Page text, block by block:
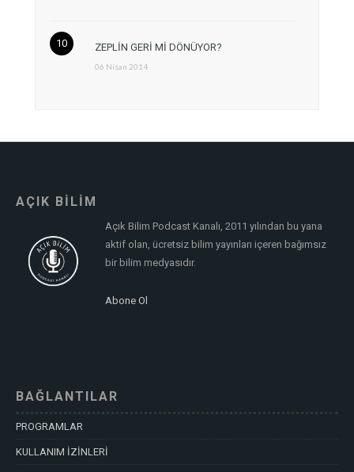
ZEPLİN GERİ Mİ DÖNÜYOR?
06 Nisan 2014
AÇIK BİLİM
Açık Bilim Podcast Kanalı, 2011 yılından bu yana
aktif olan, ücretsiz bilim yayınları içeren bağımsız
bir bilim medyasıdır.
Abone Ol
BAĞLANTILAR
PROGRAMLAR
KULLANIM İZİNLERİ